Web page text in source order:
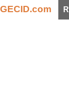
GECID.com